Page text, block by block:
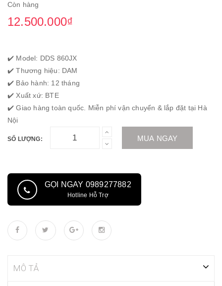
Còn hàng
12.500.000₫
✔️ Model: DDS 860JX
✔️ Thương hiệu: DAM
✔️ Bảo hành: 12 tháng
✔️ Xuất xứ: BTE
✔️ Giao hàng toàn quốc. Miễn phí vận chuyển & lắp đặt tại Hà
Nội
SỐ LƯỢNG: MUA NGAY
GỌI NGAY 0989277882
Hotline Hỗ Trợ
MÔ TẢ